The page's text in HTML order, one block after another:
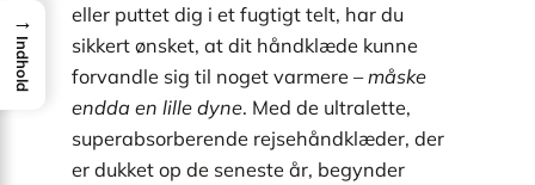
eller puttet dig i et fugtigt telt, har du
sikkert ønsket, at dit håndklæde kunne
forvandle sig til noget varmere –måske
endda en lille dyne. Med de ultralette,
superabsorberende rejsehåndklæder, der
er dukket op de seneste år, begynder
→
Indhold